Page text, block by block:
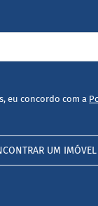
eu concordo com a
UM IMÓVEL